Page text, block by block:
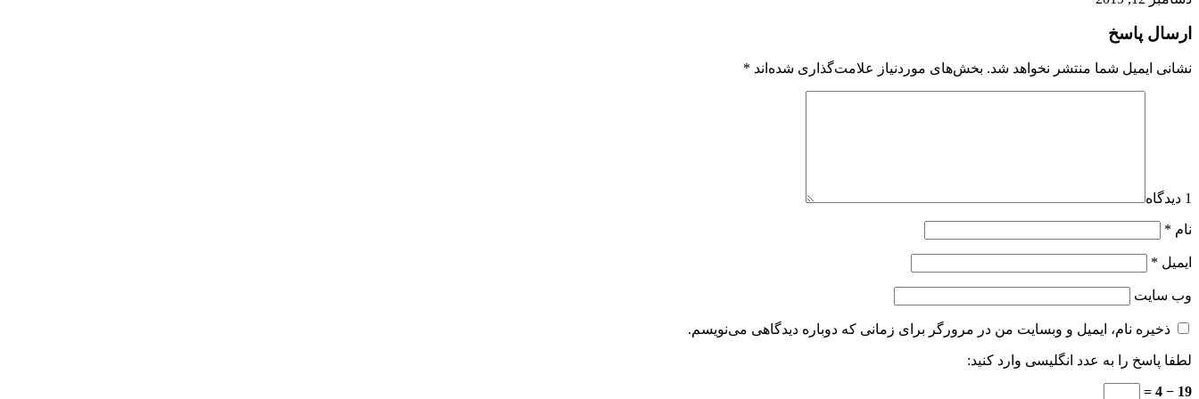
ارسال پاسخ
نشانی ایمیل شما منتشر نخواهد شد. بخش‌های موردنیاز علامت‌گذاری شده‌اند *
1 دیدگاه
نام *
ایمیل *
وب‌ سایت
ذخیره نام، ایمیل و وبسایت من در مرورگر برای زمانی که دوباره دیدگاهی می‌نویسم.
لطفا پاسخ را به عدد انگلیسی وارد کنید:
19 − 4 =